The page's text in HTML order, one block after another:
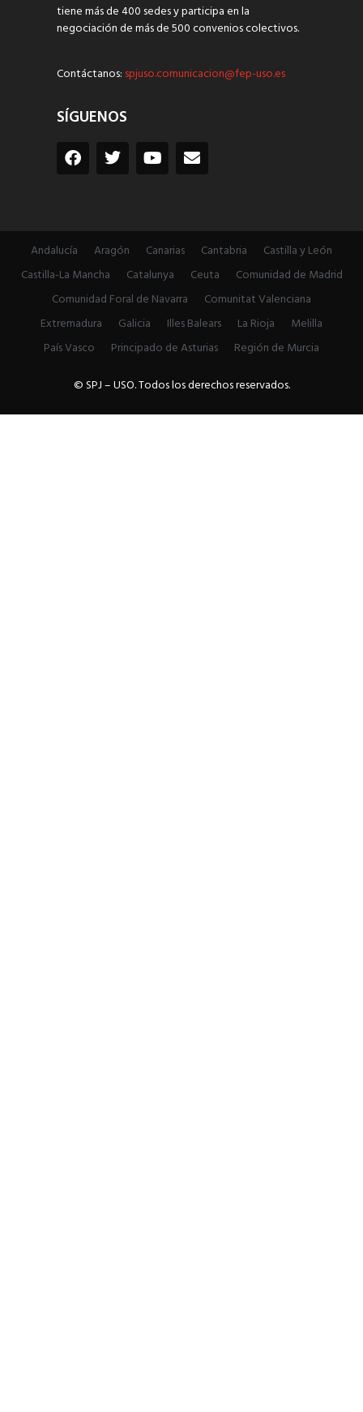
tiene más de 400 sedes y participa en la
negociación de más de 500 convenios colectivos.
Contáctanos: spjuso.comunicacion@fep-uso.es
SÍGUENOS
Andalucía Aragón Canarias Cantabria
Castilla y León
Castilla-La Mancha
Catalunya Ceuta
Comunidad de Madrid
Comunidad Foral de Navarra
Comunitat Valenciana
Extremadura
Galicia Illes Balears La Rioja
Melilla
País Vasco
Principado de Asturias
Región de Murcia
© SPJ – USO. Todos los derechos reservados.